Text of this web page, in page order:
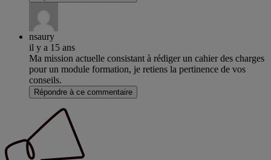
nsaury
il y a 15 ans
Ma mission actuelle consistant à rédiger un cahier des charges
pour un module formation, je retiens la pertinence de vos
conseils.
Répondre à ce commentaire